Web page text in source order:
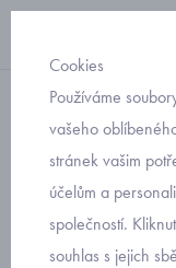
suchý zip
Primigi
Cookies
Používáme
vašeho
stránek vašim
účelům a
společností.
souhlas s jejich